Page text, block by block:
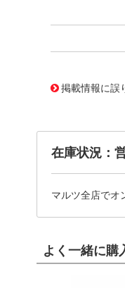
掲載情報に誤
在庫状況：
マルツ全店でオ
よく一緒に購